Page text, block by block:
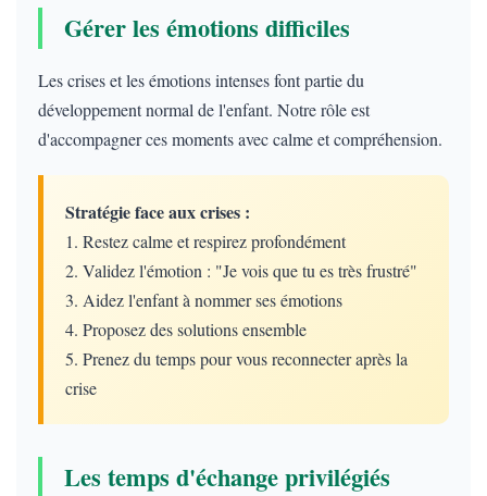
Gérer les émotions difficiles
Les crises et les émotions intenses font partie du
développement normal de l'enfant. Notre rôle est
d'accompagner ces moments avec calme et compréhension.
Stratégie face aux crises :
1. Restez calme et respirez profondément
2. Validez l'émotion : "Je vois que tu es très frustré"
3. Aidez l'enfant à nommer ses émotions
4. Proposez des solutions ensemble
5. Prenez du temps pour vous reconnecter après la
crise
Les temps d'échange privilégiés